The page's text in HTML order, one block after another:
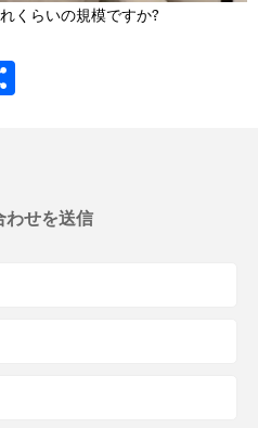
くらいの規模ですか?
わせを送信